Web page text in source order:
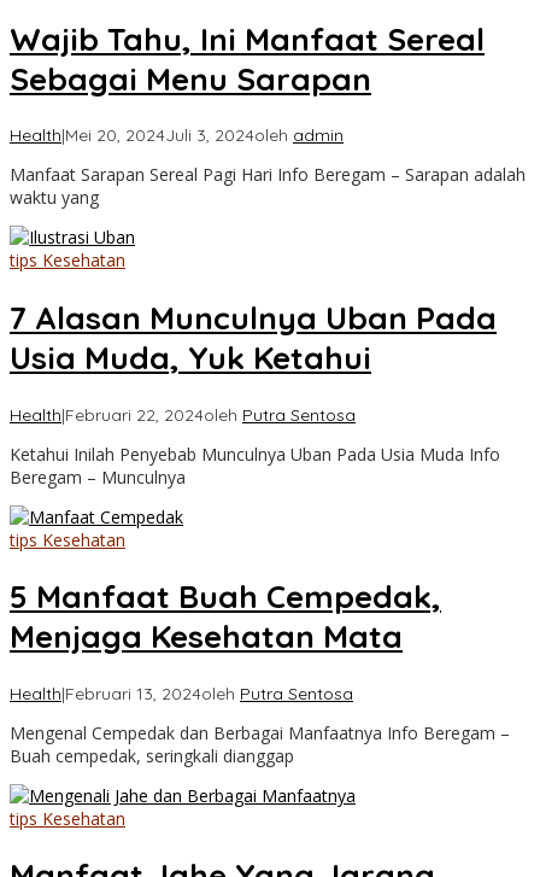
Wajib Tahu, Ini Manfaat Sereal
Sebagai Menu Sarapan
Health|Mei 20, 2024Juli 3, 2024oleh admin
Manfaat Sarapan Sereal Pagi Hari Info Beregam – Sarapan adalah
waktu yang
tips Kesehatan
7 Alasan Munculnya Uban Pada
Usia Muda, Yuk Ketahui
Health|Februari 22, 2024oleh Putra Sentosa
Ketahui Inilah Penyebab Munculnya Uban Pada Usia Muda Info
Beregam – Munculnya
tips Kesehatan
5 Manfaat Buah Cempedak,
Menjaga Kesehatan Mata
Health|Februari 13, 2024oleh Putra Sentosa
Mengenal Cempedak dan Berbagai Manfaatnya Info Beregam –
Buah cempedak, seringkali dianggap
tips Kesehatan